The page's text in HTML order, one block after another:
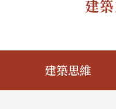
建
建築思維